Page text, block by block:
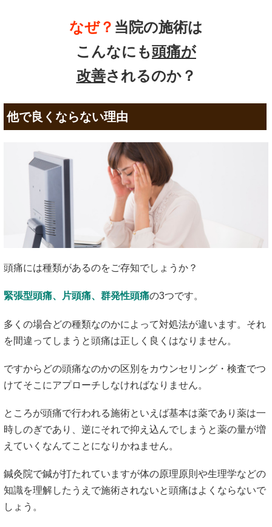
なぜ？ 当院の施術は
こんなにも頭痛が
改善されるのか？
他で良くならない理由
頭痛には種類があるのをご存知でしょうか？
緊張型頭痛、片頭痛、群発性頭痛の3つです。
多くの場合どの種類なのかによって対処法が違います。それ
を間違ってしまうと頭痛は正しく良くはなりません。
ですからどの頭痛なのかの区別をカウンセリング・検査でつ
けてそこにアプローチしなければなりません。
ところが頭痛で行われる施術といえば基本は薬であり薬は一
時しのぎであり、逆にそれで抑え込んでしまうと薬の量が増
えていくなんてことになりかねません。
鍼灸院で鍼が打たれていますが体の原理原則や生理学などの
知識を理解したうえで施術されないと頭痛はよくならないで
しょう。